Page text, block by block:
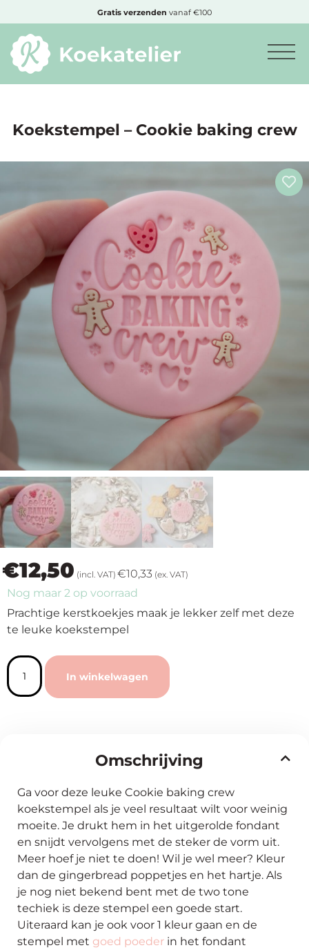
Minimum
Producten
soort
Producten
op
Outlet
Gratis verzenden vanaf €100
Koekstempel – Cookie baking crew
€12,50 (incl. VAT) €10,33 (ex. VAT)
Nog maar 2 op voorraad
Prachtige kerstkoekjes maak je lekker zelf met deze
te leuke koekstempel
In winkelwagen
Omschrijving
Ga voor deze leuke Cookie baking crew
koekstempel als je veel resultaat wilt voor weinig
moeite. Je drukt hem in het uitgerolde fondant
en snijdt vervolgens met de steker de vorm uit.
Meer hoef je niet te doen! Wil je wel meer? Kleur
dan de gingerbread poppetjes en het hartje. Als
je nog niet bekend bent met de two tone
techiek is deze stempel een goede start.
Uiteraard kan je ook voor 1 kleur gaan en de
stempel met goed poeder in het fondant